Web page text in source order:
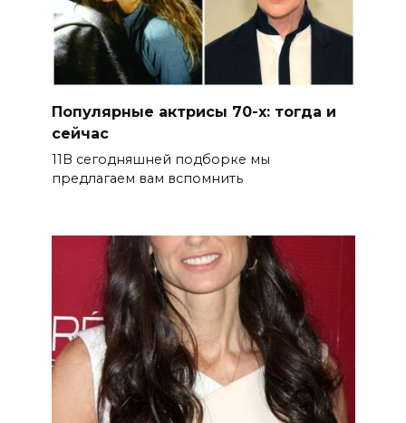
Популярные актрисы 70-х: тогда и
сейчас
11В сегодняшней подборке мы
предлагаем вам вспомнить